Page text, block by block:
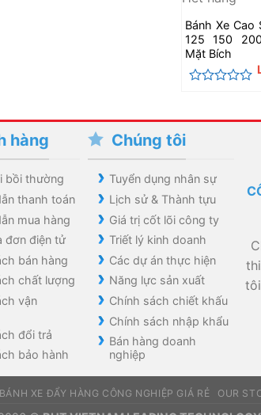
Bánh Xe Cao
125 150
Mặt Bích
hạng
hàng
bồi thường
thanh toán
mua hàng
đơn điện tử
bán hàng
chất lượng
vận
đổi trả
bảo hành
Chúng tôi
Tuyển dụng nhân sự
Lịch sử & Thành tựu
Giá trị cốt lõi công ty
Triết lý kinh doanh
Các dự án thực hiện
Năng lực sản xuất
Chính sách chiết khấu
Chính sách nhập khẩu
Bán hàng doanh
nghiệp
XE ĐẨY HÀNG CÔNG NGHIỆP GIÁ RẺ OUR